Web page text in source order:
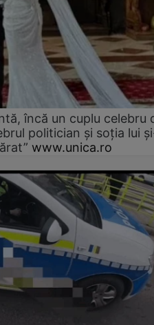
încă un cuplu celebru
politician și soția lui
www.unica.ro